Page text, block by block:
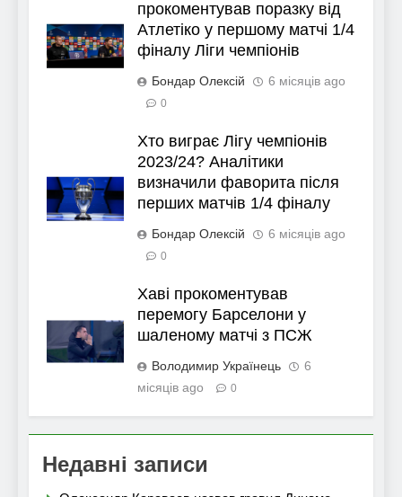
прокоментував поразку від
Атлетіко у першому матчі 1/4
фіналу Ліги чемпіонів
Бондар Олексій 6 місяців ago
0
Хто виграє Лігу чемпіонів
2023/24? Аналітики
визначили фаворита після
перших матчів 1/4 фіналу
Бондар Олексій 6 місяців ago
0
Хаві прокоментував
перемогу Барселони у
шаленому матчі з ПСЖ
Володимир Українець
6
місяців ago
0
Недавні записи